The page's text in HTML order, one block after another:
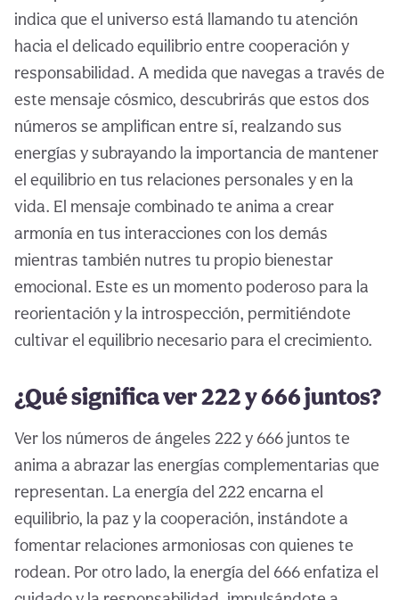
indica que el universo está llamando tu atención
hacia el delicado equilibrio entre cooperación y
responsabilidad. A medida que navegas a través de
este mensaje cósmico, descubrirás que estos dos
números se amplifican entre sí, realzando sus
energías y subrayando la importancia de mantener
el equilibrio en tus relaciones personales y en la
vida. El mensaje combinado te anima a crear
armonía en tus interacciones con los demás
mientras también nutres tu propio bienestar
emocional. Este es un momento poderoso para la
reorientación y la introspección, permitiéndote
cultivar el equilibrio necesario para el crecimiento.
¿Qué significa ver 222 y 666 juntos?
Ver los números de ángeles 222 y 666 juntos te
anima a abrazar las energías complementarias que
representan. La energía del 222 encarna el
equilibrio, la paz y la cooperación, instándote a
fomentar relaciones armoniosas con quienes te
rodean. Por otro lado, la energía del 666 enfatiza el